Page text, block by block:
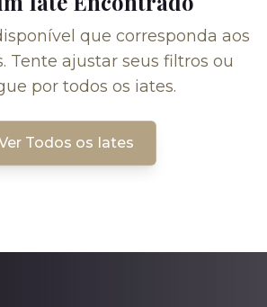
que corresponda aos
Tente ajustar seus filtros ou
por todos os iates.
Todos os Iates